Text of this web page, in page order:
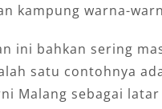
kampung warna-
ini bahkan sering
satu contohnya
Malang sebagai